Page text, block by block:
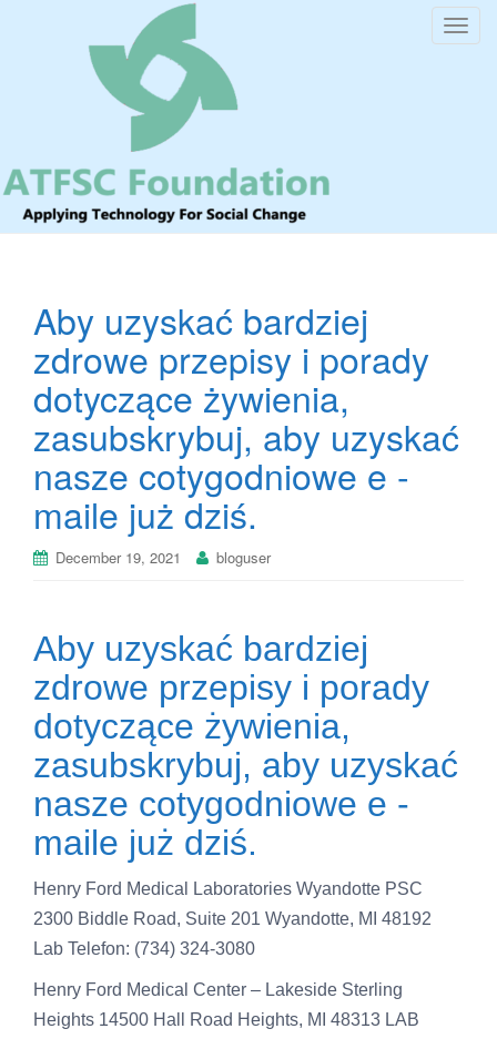
T
n
Aby uzyskać bardziej
zdrowe przepisy i porady
dotyczące żywienia,
zasubskrybuj, aby uzyskać
nasze cotygodniowe e -
maile już dziś.
December 19, 2021 bloguser
Aby uzyskać bardziej
zdrowe przepisy i porady
dotyczące żywienia,
zasubskrybuj, aby uzyskać
nasze cotygodniowe e -
maile już dziś.
Henry Ford Medical Laboratories Wyandotte PSC
2300 Biddle Road, Suite 201 Wyandotte, MI 48192
Lab Telefon: (734) 324-3080
Henry Ford Medical Center – Lakeside Sterling
Heights 14500 Hall Road Heights, MI 48313 LAB